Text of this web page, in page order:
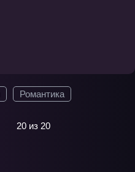
Романтика
20 из 20